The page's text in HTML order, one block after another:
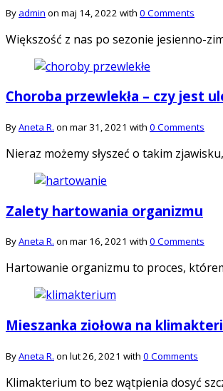
By admin on maj 14, 2022 with 0 Comments
Większość z nas po sezonie jesienno-
Choroba przewlekła – czy jest
ByAneta R. on mar 31, 2021 with 0 Comments
Nieraz możemy słyszeć o takim
Zalety hartowania organizmu
ByAneta R. on mar 16, 2021 with 0 Comments
Hartowanie organizmu to proces,
Mieszanka ziołowa na
ByAneta R. on lut 26, 2021 with 0 Comments
Klimakterium to bez wątpienia dosyć